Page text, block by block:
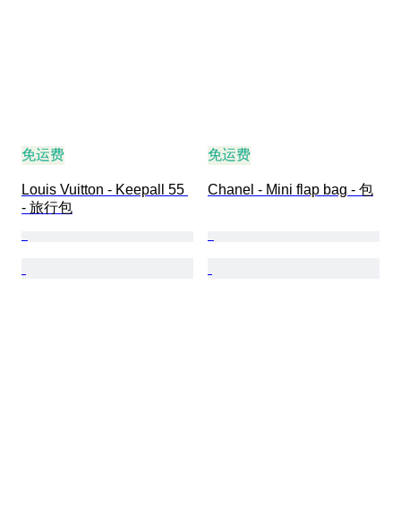
免运费
Louis Vuitton - Keepall 55
- 旅行包
免运费
Chanel - Mini flap bag - 包